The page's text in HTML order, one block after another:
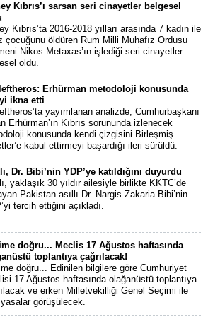
Kıbrıs’ı sarsan seri cinayetler belgesel
Kıbrıs’ta 2016-2018 yılları arasında 7 kadın ile
çocuğunu öldüren Rum Milli Muhafız Ordusu
Nikos Metaxas’ın işlediği seri cinayetler
oldu.
Erhürman metodoloji konusunda
ikna etti
yayımlanan analizde, Cumhurbaşkanı
Erhürman’ın Kıbrıs sorununda izlenecek
konusunda kendi çizgisini Birleşmiş
kabul ettirmeyi başardığı ileri sürüldü.
Dr. Bibi’nin YDP’ye katıldığını duyurdu
yaklaşık 30 yıldır ailesiyle birlikte KKTC’de
Pakistan asıllı Dr. Nargis Zakaria Bibi’nin
tercih ettiğini açıkladı.
doğru... Meclis 17 Ağustos haftasında
toplantıya çağrılacak!
doğru... Edinilen bilgilere göre Cumhuriyet
17 Ağustos haftasında olağanüstü toplantıya
ve erken Milletvekilliği Genel Seçimi ile
görüşülecek.